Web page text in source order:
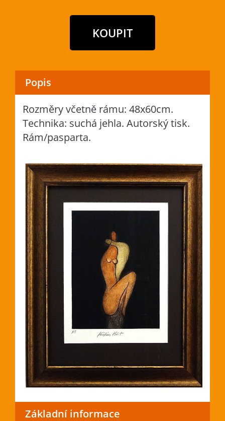
Popis
Rozměry včetně rámu: 48x60cm.
Technika: suchá jehla. Autorský tisk.
Rám/pasparta.
Základní informace